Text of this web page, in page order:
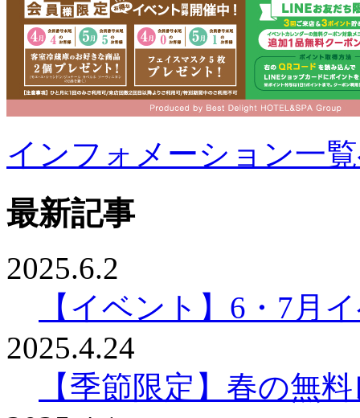
インフォメーション一
最新記事
2025.6.2
【イベント】6・7月
2025.4.24
【季節限定】春の無